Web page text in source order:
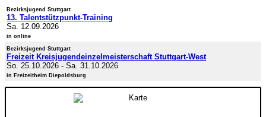
Bezirksjugend Stuttgart
13. Talentstützpunkt-Training
Sa. 12.09.2026
in online
Bezirksjugend Stuttgart
Freizeit Kreisjugendeinzelmeisterschaft Stuttgart-West
So. 25.10.2026 - Sa. 31.10.2026
in Freizeitheim Diepoldsburg